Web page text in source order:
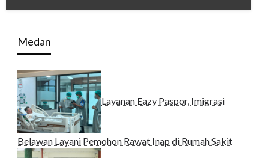
Medan
Layanan Eazy Paspor, Imigrasi
Belawan Layani Pemohon Rawat Inap di Rumah Sakit